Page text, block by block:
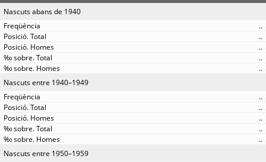
Nascuts abans de 1940
..
..
..
..
..
Nascuts entre 1940–1949
..
..
..
..
..
Nascuts entre 1950–1959